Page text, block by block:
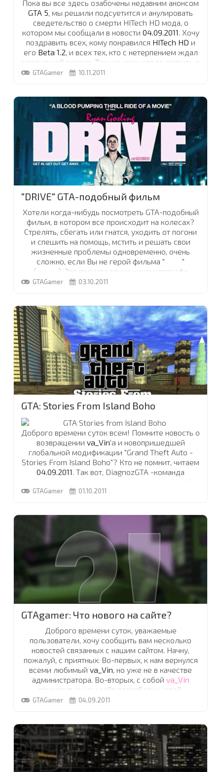
Пока вы все здесь озабочены недавним анонсом
GTA 5, мы решили подсуетится и анулировать
сведетельство о смерти HITech HD мода, о
котором мы сообщали в новости 04.09.2011. Хочу
поздравить всех, кому понравился HITech HD и
его Beta 1.2, и всех тех, кто с нетерпением ждал
следующей версии. Так же, хочу гордо заявить о
том, что работа над модом продолжается и Beta
GTAGamer 10.11.2011
"DRIVE" GTA-подобный фильм
Хотели когда-нибудь посмотреть GTA-подобный
фильм, в котором все происходит на колесах?
Стрелять, сбегать или гнатся, уходить от погони
и спешить на помощь, мстить и решать свои
жизненные проблемы одновременно, очень
сложно, если Вы не герой фильма "
"
(
). Это произведение кинематографа
включает в себя все то, что Вы больше всего
Кинокартина вышла на экраны в 2011 году, снята
Николасом Виндингом Рёфном....
GTAGamer 03.10.2011
GTA: Stories From Island Boho
Доброго времени суток всем! Помните новость о
возвращении va_Vin'a и новопришедшей
глобальной модификации "Grand Theft Auto -
Stories From Island Boho"? Кто не помнит, читаем
04.09.2011. Так вот, DiagnozGTA -команда
занимающаяся созданием, выше упомянутой
модификации, теперь обитает в одном из
скоро, вы сможете узнавать там самые свежие
новости касающиеся мода. Все участники "DG"
команды будут носить одноименную группу и
статус модмейкеров на сайте. А теперь,
расскажу и о самой модификации....
GTAGamer 01.10.2011
GTAgamer: Что нового на сайте?
Доброго времени суток, уважаемые
пользователи, хочу сообщить вам несколько
новостей связанных с нашим сайтом. Начну,
пожалуй, с приятных: Во-первых, к нам вернулся
всеми любимый va_Vin, но уже не в качестве
администратора. Во-вторых, с собой va_Vin
приносит на наш сайт разработку новой,
глобальной модификации, под названием
GTAGamer 04.09.2011